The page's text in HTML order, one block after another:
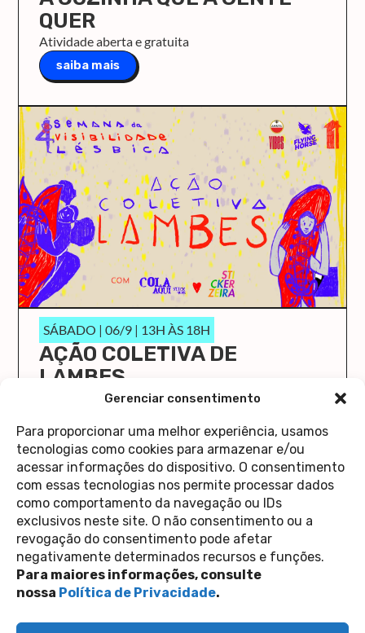
Gerenciar consentimento
Para proporcionar uma melhor experiência, usamos
tecnologias como cookies para armazenar e/ou
acessar informações do dispositivo. O consentimento
com essas tecnologias nos permite processar dados
como comportamento da navegação ou IDs
exclusivos neste site. O não consentimento ou a
revogação do consentimento pode afetar
negativamente determinados recursos e funções.
Para maiores informações, consulte
nossa Política de Privacidade.
QUER
Atividade aberta e gratuita
saiba mais
SÁBADO | 06/9 | 13H ÀS 18H
AÇÃO COLETIVA DE
LAMBES
O Cola Aqui/Stick Here vai ocupar a Casa 1 de
saiba mais
Política de Privacidade
Perguntas Frequentes
copyright 2026